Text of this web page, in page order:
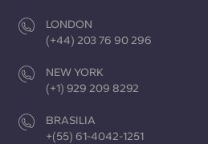
LONDON
(+44) 203 76 90 296
NEW YORK
(+1) 929 209 8292
BRASILIA
+(55) 61-4042-1251